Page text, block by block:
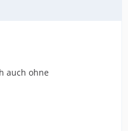
auch ohne